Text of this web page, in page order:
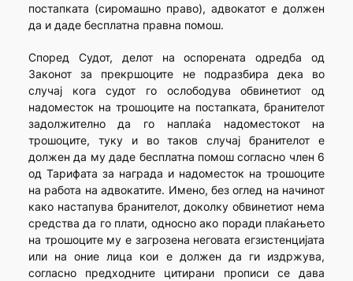
постапката (сиромашно право), адвокатот е должен
да и даде бесплатна правна помош.
Според Судот, делот на оспорената одредба од
Законот за прекршоците не подразбира дека во
случај кога судот го ослобо­ду­ва обвинетиот од
надоместок на трошоците на постапката, браните­лот
задолжително да го наплаќа надоместокот на
трошоците, туку и во таков случај бранителот е
должен да му даде бесплатна помош согласно член 6
од Тарифата за награда и надоместок на трошоците
на работа на адвокатите. Имено, без оглед на начинот
како настапува бранителот, доколку обвинетиот нема
средства да го плати, односно ако поради плаќањето
на трошоците му е загрозена неговата егзи­стенцијата
или на оние лица кои е должен да ги издржува,
согласно предходните цитирани прописи се дава